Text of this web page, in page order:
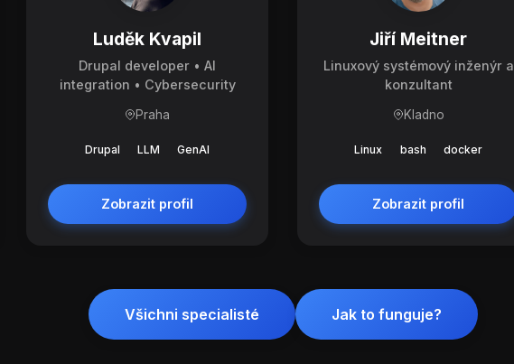
Luděk Kvapil
Drupal developer • AI
integration • Cybersecurity
Praha
Drupal LLM GenAI
Zobrazit profil
Jiří Meitner
Linuxový systémový inženýr a
konzultant
Kladno
Linux bash docker
Zobrazit profil
Všichni specialisté Jak to funguje?